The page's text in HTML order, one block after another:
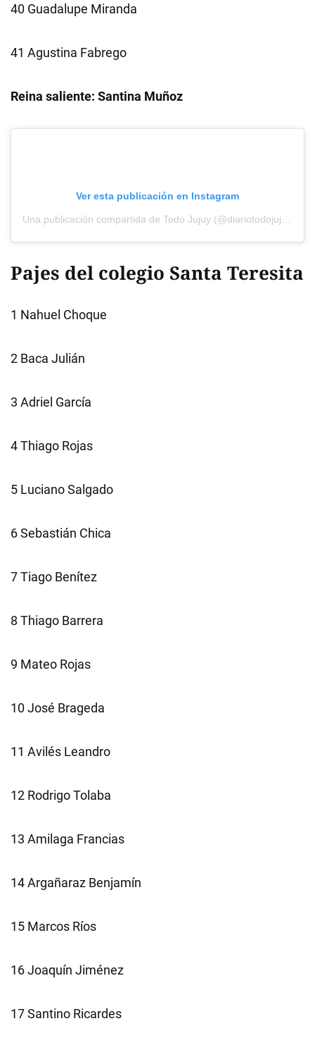
40 Guadalupe Miranda
41 Agustina Fabrego
Reina saliente: Santina Muñoz
Ver esta publicación en Instagram
Pajes del colegio Santa Teresita
1 Nahuel Choque
2 Baca Julián
3 Adriel García
4 Thiago Rojas
5 Luciano Salgado
6 Sebastián Chica
7 Tiago Benítez
8 Thiago Barrera
9 Mateo Rojas
10 José Brageda
11 Avilés Leandro
12 Rodrigo Tolaba
13 Amilaga Francias
14 Argañaraz Benjamín
15 Marcos Ríos
16 Joaquín Jiménez
17 Santino Ricardes